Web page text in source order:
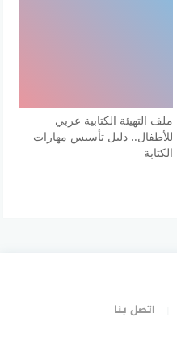
ملف التهيئة الكتابية عربي
للأطفال.. دليل تأسيس مهارات
الكتابة
اتصل بنا